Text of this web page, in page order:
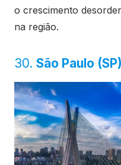
o crescimento
na região.
30. São Paulo (SP)